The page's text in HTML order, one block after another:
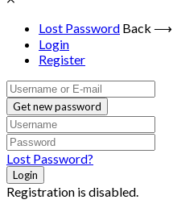
Lost Password Back ⟶
Login
Register
Get new password
Lost Password?
Login
Registration is disabled.